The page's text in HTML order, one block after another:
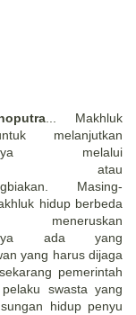
... Makhluk
melanjutkan
melalui
atau
Masing-
hidup berbeda
ada yang
yang harus dijaga
pemerintah
swasta yang
hidup penyu